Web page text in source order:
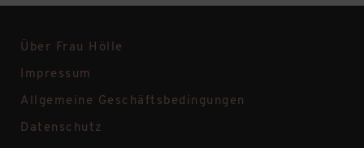
Über Frau Hölle
Impressum
Allgemeine Geschäftsbedingungen
Datenschutz